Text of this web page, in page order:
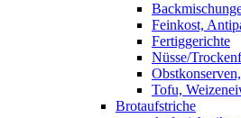
Feinkost,
Fertiggerichte
Nüsse/
Tofu,
Brotaufstriche